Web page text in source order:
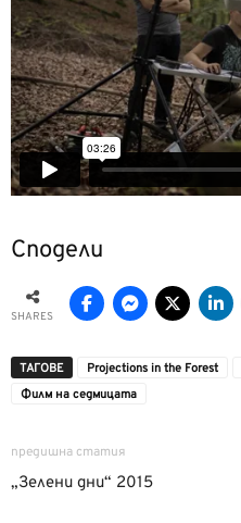
Сподели
SHARES
ТАГОВЕ Projections in the Forest
Филм на седмицата
предишна статия
„Зелени дни“ 2015